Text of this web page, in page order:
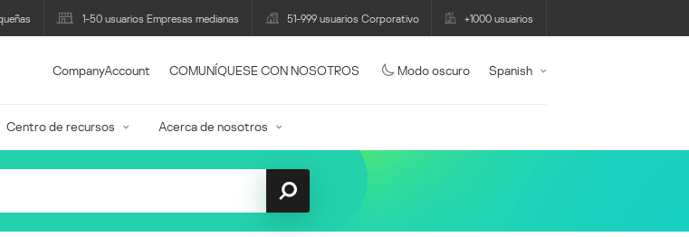
1-50 usuarios Empresas medianas 51-999 usuarios Corporativo +1000 usuarios
CompanyAccount COMUNÍQUESE CON NOSOTROS Modo oscuro Spanish
Centro de recursos Acerca de nosotros